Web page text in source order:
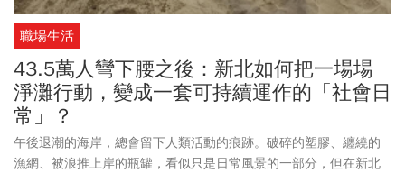
職場生活
43.5萬人彎下腰之後：新北如何把一場場
淨灘行動，變成一套可持續運作的「社會日
常」？
午後退潮的海岸，總會留下人類活動的痕跡。破碎的塑膠、纏繞的
漁網、被浪推上岸的瓶罐，看似只是日常風景的一部分，但在新北